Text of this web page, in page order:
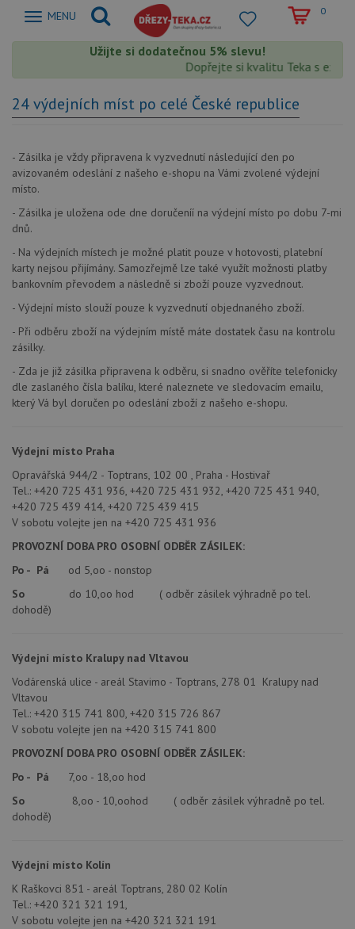
Zobrazit
MENU 0
Užijte si dodatečnou 5% slevu!
Dopřejte si kvalitu Teka s extra
24 výdejních míst po celé České republice
- Zásilka je vždy připravena k vyzvednutí následující den po
avizovaném odeslání z našeho e-shopu na Vámi zvolené výdejní
místo.
- Zásilka je uložena ode dne doručeníí na výdejní místo po dobu 7-mi
dnů.
- Na výdejních místech je možné platit pouze v hotovosti, platební
karty nejsou přijímány. Samozřejmě lze také využít možnosti platby
bankovním převodem a následně si zboží pouze vyzvednout.
- Výdejní místo slouží pouze k vyzvednutí objednaného zboží.
- Při odběru zboží na výdejním místě máte dostatek času na kontrolu
zásilky.
- Zda je již zásilka připravena k odběru, si snadno ověříte telefonicky
dle zaslaného čísla balíku, které naleznete ve sledovacím emailu,
který Vá byl doručen po odeslání zboží z našeho e-shopu.
Výdejní místo Praha
Opravářská 944/2 - Toptrans, 102 00 , Praha - Hostivař
Tel.: +420 725 431 936, +420 725 431 932, +420 725 431 940,
+420 725 439 414, +420 725 439 415
V sobotu volejte jen na +420 725 431 936
PROVOZNÍ DOBA PRO OSOBNÍ ODBĚR ZÁSILEK:
Po - Pá od 5,oo - nonstop
So do 10,oo hod ( odběr zásilek výhradně po tel.
dohodě)
Výdejní místo Kralupy nad Vltavou
Vodárenská ulice - areál Stavimo - Toptrans, 278 01 Kralupy nad
Vltavou
Tel.: +420 315 741 800, +420 315 726 867
V sobotu volejte jen na +420 315 741 800
PROVOZNÍ DOBA PRO OSOBNÍ ODBĚR ZÁSILEK:
Po - Pá 7,oo - 18,oo hod
So 8,oo - 10,oohod ( odběr zásilek výhradně po tel.
dohodě)
Výdejní místo Kolín
K Raškovci 851 - areál Toptrans, 280 02 Kolín
Tel.: +420 321 321 191,
V sobotu volejte jen na +420 321 321 191